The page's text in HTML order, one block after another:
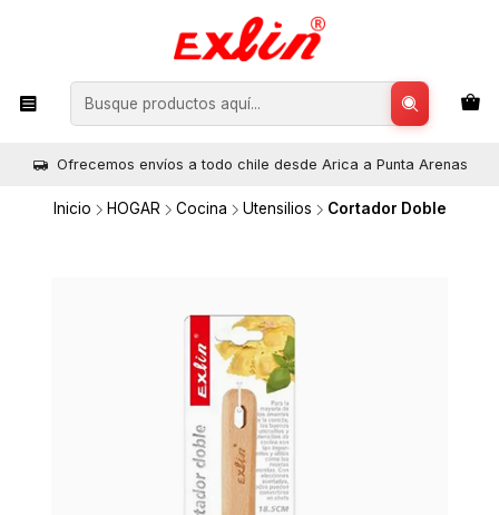
Ofrecemos envíos a todo chile desde Arica a Punta Arenas
Inicio HOGAR Cocina Utensilios Cortador Doble